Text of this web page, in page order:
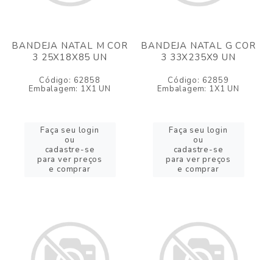
BANDEJA NATAL M COR
3 25X18X85 UN
Código: 62858
Embalagem: 1X1 UN
Faça seu login
ou
cadastre-se
para ver preços
e comprar
BANDEJA NATAL G COR
3 33X235X9 UN
Código: 62859
Embalagem: 1X1 UN
Faça seu login
ou
cadastre-se
para ver preços
e comprar